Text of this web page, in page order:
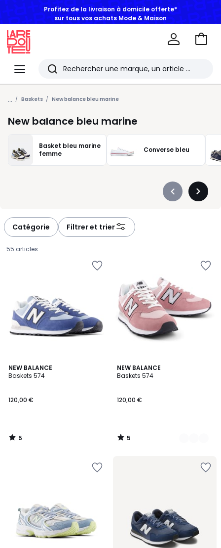
Menu
Redoute
Rechercher
Les
derniers
articles
consultés
Aller
... Baskets New balance bleu marine
New balance bleu marine
Basket bleu marine
femme
Converse bleu
Précédent
Catégorie Filtrer et trier
55 articles
NEW BALANCE
Baskets 574
€.
120,00 €
5
/
5
/
NEW BALANCE
Baskets 574
120,00 €
5
/
2
Couleurs
5
/